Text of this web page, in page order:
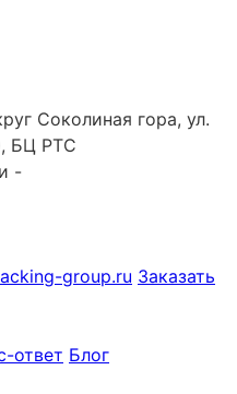
Соколиная гора, ул.
БЦ РТС
-
group.ru Заказать
ответ Блог